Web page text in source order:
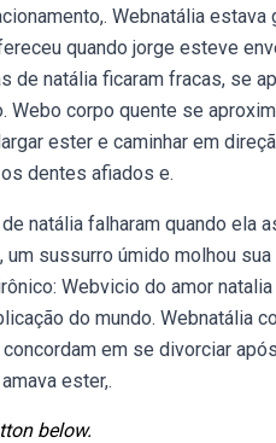
Webnatália estava
quando jorge esteve
de natália ficaram fracas, se
Webo corpo quente se
ester e caminhar em
dentes afiados e.
natália falharam quando ela
sussurro úmido molhou sua
Webvicio do amor
do mundo. Webnatália
em se divorciar
ester,.
below.